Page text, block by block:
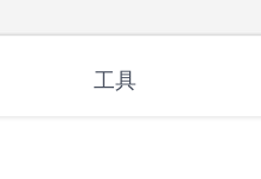
工具